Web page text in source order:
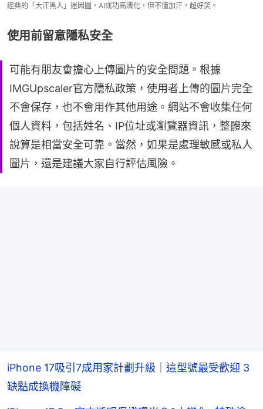
經典的「大汗黑人」迷因圖，AI成功高清化，但不懂加汗，超好笑。
使用前留意隱私安全
可能有朋友會擔心上傳圖片的安全問題。根據
IMGUpscaler官方隱私政策，使用者上傳的圖片完全
不會保存，也不會用作其他用途。網站不會收集任何
個人資料，包括姓名、IP位址或瀏覽器資訊，整體來
說算是相當安全可靠。當然，如果是處理敏感或私人
圖片，還是建議大家自行評估風險。
iPhone 17吸引7成用家計劃升級｜這型號最受歡迎 3
缺點成換機障礙